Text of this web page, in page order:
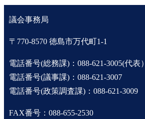
議会事務局
〒770-8570 徳島市万代町1-1
電話番号(総務課)：088-621-3005(代表）
電話番号(議事課)：088-621-3007
電話番号(政策調査課)：088-621-3009
FAX番号：088-655-2530